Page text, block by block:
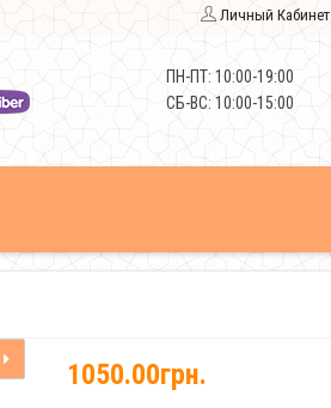
Личный Кабинет
ПН-ПТ: 10:00-19:00
СБ-ВС: 10:00-15:00
1050.00грн.